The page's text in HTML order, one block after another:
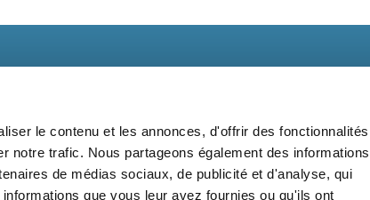
le contenu et les annonces, d'offrir des fonctionnalités
notre trafic. Nous partageons également des informations
de médias sociaux, de publicité et d'analyse, qui
que vous leur avez fournies ou qu'ils ont
Nos partenaires Qui sommes-nous ? Mentions légales